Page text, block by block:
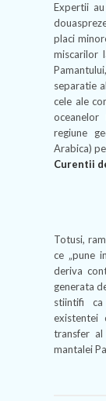
Expertii
placi
miscarilor
separatie
cele ale
regiune
Arabica)
Curentii
Totusi,
ce „pune
deriva
generata
stiintifi
existentei
transfer
mantalei